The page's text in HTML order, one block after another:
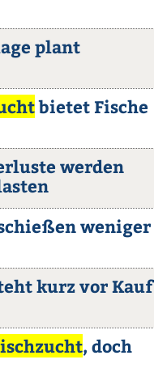
plant
bietet Fische
werden
weniger
kurz vor Kauf
, doch